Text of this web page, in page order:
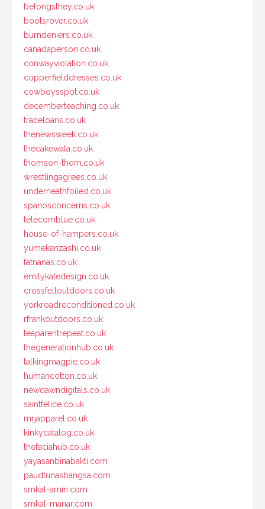
belongsthey.co.uk
bootsrover.co.uk
burndeniers.co.uk
canadaperson.co.uk
conwayviolation.co.uk
copperfielddresses.co.uk
cowboysspot.co.uk
decemberteaching.co.uk
traceloans.co.uk
thenewsweek.co.uk
thecakewala.co.uk
thomson-thorn.co.uk
wrestlingagrees.co.uk
underneathfoiled.co.uk
spanosconcerns.co.uk
telecomblue.co.uk
house-of-hampers.co.uk
yumekanzashi.co.uk
fatnanas.co.uk
emilykatedesign.co.uk
crossfelloutdoors.co.uk
yorkroadreconditioned.co.uk
rfrankoutdoors.co.uk
teaparentrepeat.co.uk
thegenerationhub.co.uk
talkingmagpie.co.uk
humancotton.co.uk
newdawndigitals.co.uk
saintfelice.co.uk
mrjapparel.co.uk
kinkycatalog.co.uk
thefaciahub.co.uk
yayasanbinabakti.com
paudtunasbangsa.com
smkal-amin.com
smkal-manar.com